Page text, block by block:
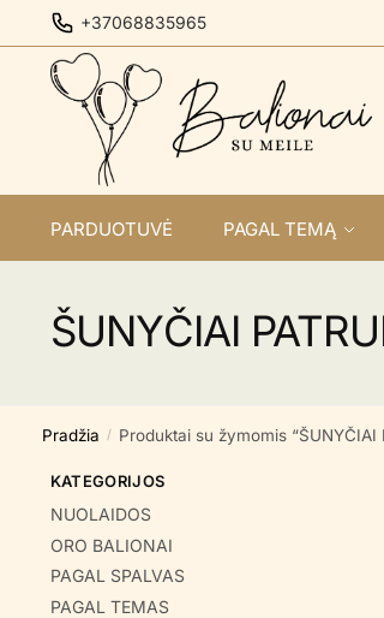
to
navigation
to
content
+37068835965
PARDUOTUVĖ PAGAL TEMĄ
ŠUNYČIAI
Pradžia / Produktai su žymomis “ŠUNYČIAI
KATEGORIJOS
NUOLAIDOS
ORO BALIONAI
PAGAL SPALVAS
PAGAL TEMAS